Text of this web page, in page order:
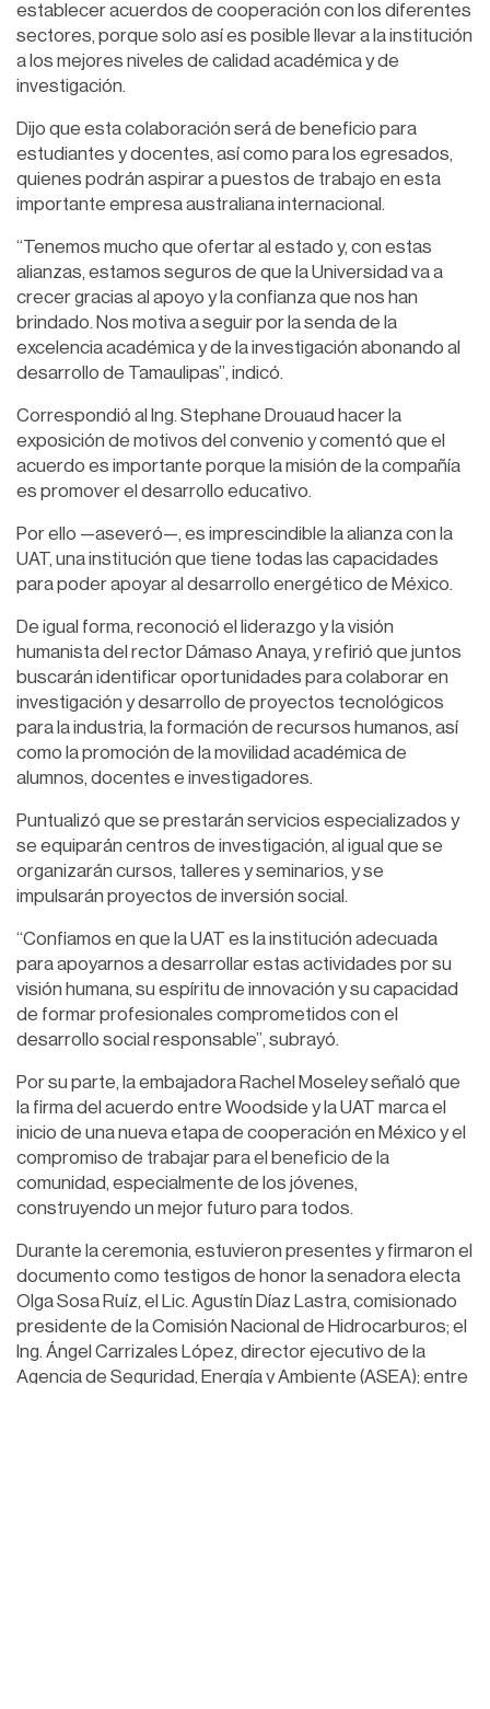
establecer acuerdos de cooperación con los diferentes
sectores, porque solo así es posible llevar a la institución
a los mejores niveles de calidad académica y de
investigación.
Dijo que esta colaboración será de beneficio para
estudiantes y docentes, así como para los egresados,
quienes podrán aspirar a puestos de trabajo en esta
importante empresa australiana internacional.
“Tenemos mucho que ofertar al estado y, con estas
alianzas, estamos seguros de que la Universidad va a
crecer gracias al apoyo y la confianza que nos han
brindado. Nos motiva a seguir por la senda de la
excelencia académica y de la investigación abonando al
desarrollo de Tamaulipas”, indicó.
Correspondió al Ing. Stephane Drouaud hacer la
exposición de motivos del convenio y comentó que el
acuerdo es importante porque la misión de la compañía
es promover el desarrollo educativo.
Por ello —aseveró—, es imprescindible la alianza con la
UAT, una institución que tiene todas las capacidades
para poder apoyar al desarrollo energético de México.
De igual forma, reconoció el liderazgo y la visión
humanista del rector Dámaso Anaya, y refirió que juntos
buscarán identificar oportunidades para colaborar en
investigación y desarrollo de proyectos tecnológicos
para la industria, la formación de recursos humanos, así
como la promoción de la movilidad académica de
alumnos, docentes e investigadores.
Puntualizó que se prestarán servicios especializados y
se equiparán centros de investigación, al igual que se
organizarán cursos, talleres y seminarios, y se
impulsarán proyectos de inversión social.
“Confiamos en que la UAT es la institución adecuada
para apoyarnos a desarrollar estas actividades por su
visión humana, su espíritu de innovación y su capacidad
de formar profesionales comprometidos con el
desarrollo social responsable”, subrayó.
Por su parte, la embajadora Rachel Moseley señaló que
la firma del acuerdo entre Woodside y la UAT marca el
inicio de una nueva etapa de cooperación en México y el
compromiso de trabajar para el beneficio de la
comunidad, especialmente de los jóvenes,
construyendo un mejor futuro para todos.
Durante la ceremonia, estuvieron presentes y firmaron el
documento como testigos de honor la senadora electa
Olga Sosa Ruíz, el Lic. Agustín Díaz Lastra, comisionado
presidente de la Comisión Nacional de Hidrocarburos; el
Ing. Ángel Carrizales López, director ejecutivo de la
Agencia de Seguridad, Energía y Ambiente (ASEA); entre